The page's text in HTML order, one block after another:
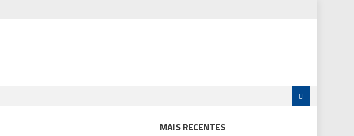
MAIS RECENTES